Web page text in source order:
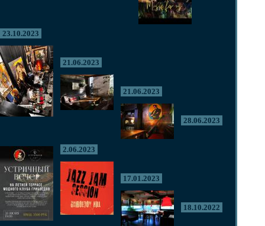
23.10.2023
21.06.2023
21.06.2023
28.06.2023
2.06.2023
17.01.2023
18.10.2022